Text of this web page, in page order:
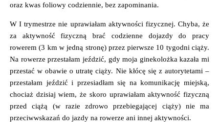
oraz kwas foliowy codziennie, bez zapominania.
W I trymestrze nie uprawiałam aktywności fizycznej. Chyba, że
za aktywność fizyczną brać codzienne dojazdy do pracy
rowerem (3 km w jedną stronę) przez pierwsze 10 tygodni ciąży.
Na rowerze przestałam jeździć, gdy moja ginekolożka kazała mi
przestać w obawie o utratę ciąży. Nie kłócę się z autorytetami –
przestałam jeździć i przesiadłam się na komunikację miejską,
chociaż dzisiaj wiem, że skoro uprawiałam aktywność fizyczną
przed ciążą (w razie zdrowo przebiegającej ciąży) nie ma
przeciwwskazań do jazdy na rowerze ani innej aktywności.